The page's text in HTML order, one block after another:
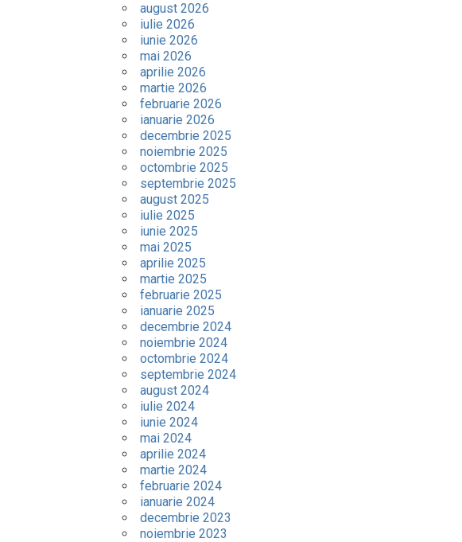
august 2026
iulie 2026
iunie 2026
mai 2026
aprilie 2026
martie 2026
februarie 2026
ianuarie 2026
decembrie 2025
noiembrie 2025
octombrie 2025
septembrie 2025
august 2025
iulie 2025
iunie 2025
mai 2025
aprilie 2025
martie 2025
februarie 2025
ianuarie 2025
decembrie 2024
noiembrie 2024
octombrie 2024
septembrie 2024
august 2024
iulie 2024
iunie 2024
mai 2024
aprilie 2024
martie 2024
februarie 2024
ianuarie 2024
decembrie 2023
noiembrie 2023